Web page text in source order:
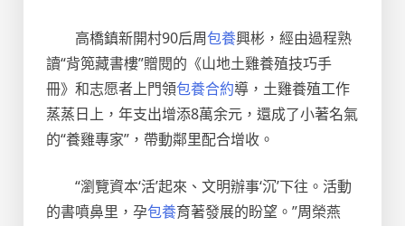
高橋鎮新開村90后周包養興彬，經由過程熟
讀“背篼藏書樓”贈閱的《山地土雞養殖技巧手
冊》和志愿者上門領包養合約導，土雞養殖工作
蒸蒸日上，年支出增添8萬余元，還成了小著名氣
的“養雞專家”，帶動鄰里配合增收。
“瀏覽資本‘活’起來、文明辦事‘沉’下往。活動
的書噴鼻里，孕包養育著發展的盼望。”周榮燕